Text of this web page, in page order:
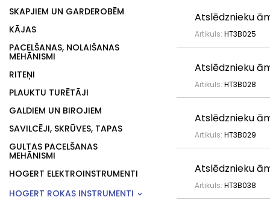
SKAPJIEM UN GARDEROBĒM
KĀJAS
PACELŠANAS, NOLAIŠANAS
MEHĀNISMI
RITEŅI
PLAUKTU TURĒTĀJI
GALDIEM UN BIROJIEM
SAVILCĒJI, SKRŪVES, TAPAS
GULTAS PACELŠANAS
MEHĀNISMI
HOGERT ELEKTROINSTRUMENTI
HOGERT ROKAS INSTRUMENTI
Atslēdznieku
Artikuls: HT3B025
Atslēdznieku
Artikuls: HT3B028
Atslēdznieku
Artikuls: HT3B029
Atslēdznieku
Artikuls: HT3B038